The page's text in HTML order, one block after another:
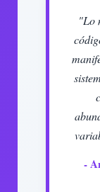
"Lo
-